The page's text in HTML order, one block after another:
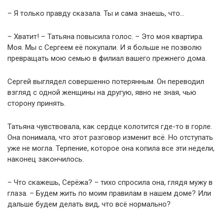
– Я только правду сказала. Ты и сама знаешь, что…
– Хватит! – Татьяна повысила голос. – Это моя квартира.
Моя. Мы с Сергеем её покупали. И я больше не позволю
превращать мою семью в филиал вашего прежнего дома.
Сергей выглядел совершенно потерянным. Он переводил
взгляд с одной женщины на другую, явно не зная, чью
сторону принять.
Татьяна чувствовала, как сердце колотится где-то в горле.
Она понимала, что этот разговор изменит всё. Но отступать
уже не могла. Терпение, которое она копила все эти недели,
наконец закончилось.
– Что скажешь, Серёжа? – тихо спросила она, глядя мужу в
глаза. – Будем жить по моим правилам в нашем доме? Или
дальше будем делать вид, что всё нормально?